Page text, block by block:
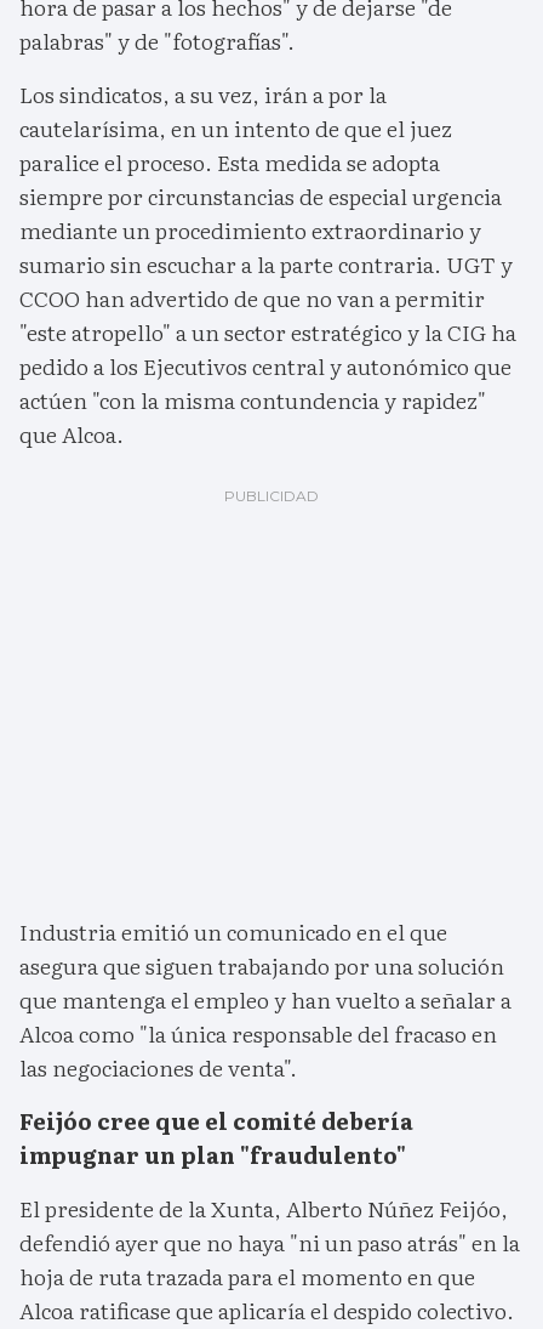
hora de pasar a los hechos" y de dejarse "de
palabras" y de "fotografías".
Los sindicatos, a su vez, irán a por la
cautelarísima, en un intento de que el juez
paralice el proceso. Esta medida se adopta
siempre por circunstancias de especial urgencia
mediante un procedimiento extraordinario y
sumario sin escuchar a la parte contraria. UGT y
CCOO han advertido de que no van a permitir
"este atropello" a un sector estratégico y la CIG ha
pedido a los Ejecutivos central y autonómico que
actúen "con la misma contundencia y rapidez"
que Alcoa.
Industria emitió un comunicado en el que
asegura que siguen trabajando por una solución
que mantenga el empleo y han vuelto a señalar a
Alcoa como "la única responsable del fracaso en
las negociaciones de venta".
Feijóo cree que el comité debería
impugnar un plan "fraudulento"
El presidente de la Xunta, Alberto Núñez Feijóo,
defendió ayer que no haya "ni un paso atrás" en la
hoja de ruta trazada para el momento en que
Alcoa ratificase que aplicaría el despido colectivo.